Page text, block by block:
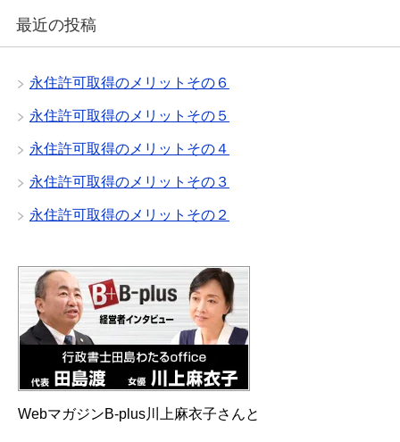
最近の投稿
永住許可取得のメリットその６
永住許可取得のメリットその５
永住許可取得のメリットその４
永住許可取得のメリットその３
永住許可取得のメリットその２
WebマガジンB-plus川上麻衣子さんと